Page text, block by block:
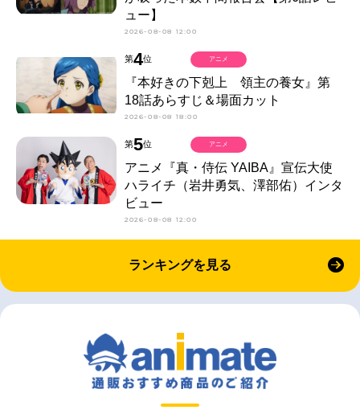
ュー】
2026-08-08 12:00
第4位
『本好きの下剋上 領主の養女』第
18話あらすじ＆場面カット
2026-08-08 18:00
アニメ
第5位
アニメ『真・侍伝 YAIBA』宣伝大使
ハライチ（岩井勇気、澤部佑）インタ
ビュー
2026-08-08 12:00
アニメ
ランキングを見る